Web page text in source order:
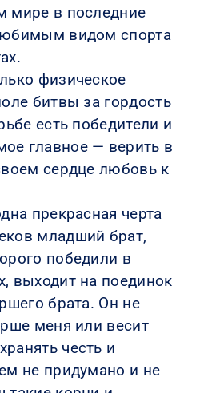
мире в последние
видом спорта
физическое
битвы за гордость
есть победители и
главное — верить в
сердце любовь к
прекрасная черта
младший брат,
победили в
выходит на поединок
брата. Он не
меня или весит
честь и
не придумано и не